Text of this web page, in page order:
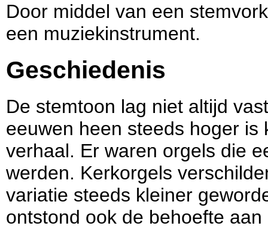
Door middel van een
een muziekinstrument.
Geschiedenis
De stemtoon lag niet altijd
eeuwen heen steeds hoger
verhaal. Er waren orgels die
werden. Kerkorgels
variatie steeds kleiner
ontstond ook de behoefte